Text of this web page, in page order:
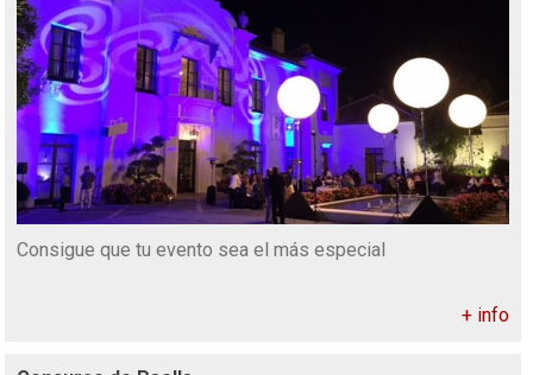
Consigue que tu evento sea el más especial
+ info